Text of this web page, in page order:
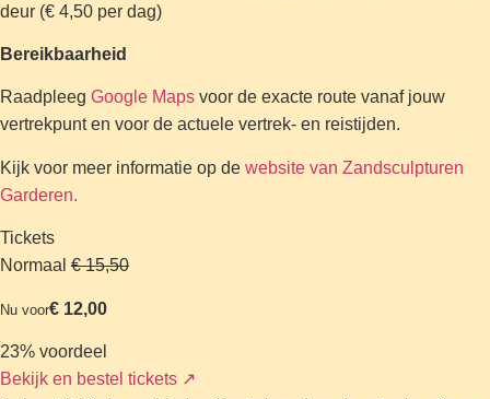
deur (€ 4,50 per dag)
Bereikbaarheid
Raadpleeg Google Maps voor de exacte route vanaf jouw
vertrekpunt en voor de actuele vertrek- en reistijden.
Kijk voor meer informatie op de website van Zandsculpturen
Garderen.
Tickets
Normaal € 15,50
Nu voor€ 12,00
23% voordeel
Bekijk en bestel tickets ↗